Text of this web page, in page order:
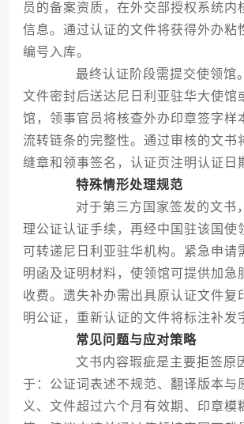
员的备案资质，在外交部授权系统内
信息。通过认证的文件将获得外办粘
编号入库。
最终认证阶段需提交使领馆
文件密封后送达尼日利亚驻华大使馆
馆，领事官员将核查外办印章签字样
流转链条的完整性。通过审核的文书
缝章和领事签名，认证页注明认证日
特殊情形处理规范
对于第三方国家签发的文书
理公证认证手续，再经中国驻该国使
可转递尼日利亚驻华机构。紧急申请
明函及证明材料，使领馆可提供加急
收费。遗失补办需出具原认证文件复
明公证，重新认证的文件将标注补发
常见问题与应对策略
文书内容瑕疵是主要拒签原
于：公证词表述不规范、翻译版本与
义、文件超过六个月有效期、印章模